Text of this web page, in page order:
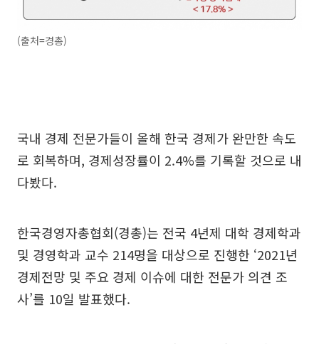
(출처=경총)
국내 경제 전문가들이 올해 한국 경제가 완만한 속도
로 회복하며, 경제성장률이 2.4%를 기록할 것으로 내
다봤다.
한국경영자총협회(경총)는 전국 4년제 대학 경제학과
및 경영학과 교수 214명을 대상으로 진행한 ‘2021년
경제전망 및 주요 경제 이슈에 대한 전문가 의견 조
사’를 10일 발표했다.